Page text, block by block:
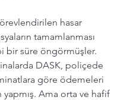
hasar
tamamlanması
bir süre öngörmüşler.
DASK, poliçede
göre ödemeleri
Ama orta ve hafif